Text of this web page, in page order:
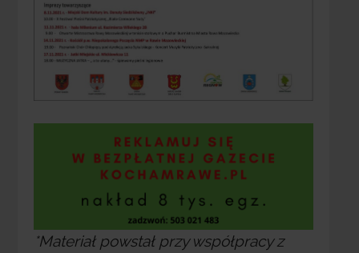
*Materiał powstał przy współpracy z